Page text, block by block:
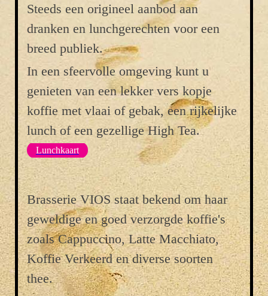
Steeds een origineel aanbod aan
dranken en lunchgerechten voor een
breed publiek.
In een sfeervolle omgeving kunt u
genieten van een lekker vers kopje
koffie met vlaai of gebak, een rijkelijke
lunch of een gezellige High Tea.
Lunchkaart
Brasserie VIOS staat bekend om haar
geweldige en goed verzorgde koffie's
zoals Cappuccino, Latte Macchiato,
Koffie Verkeerd en diverse soorten
thee.